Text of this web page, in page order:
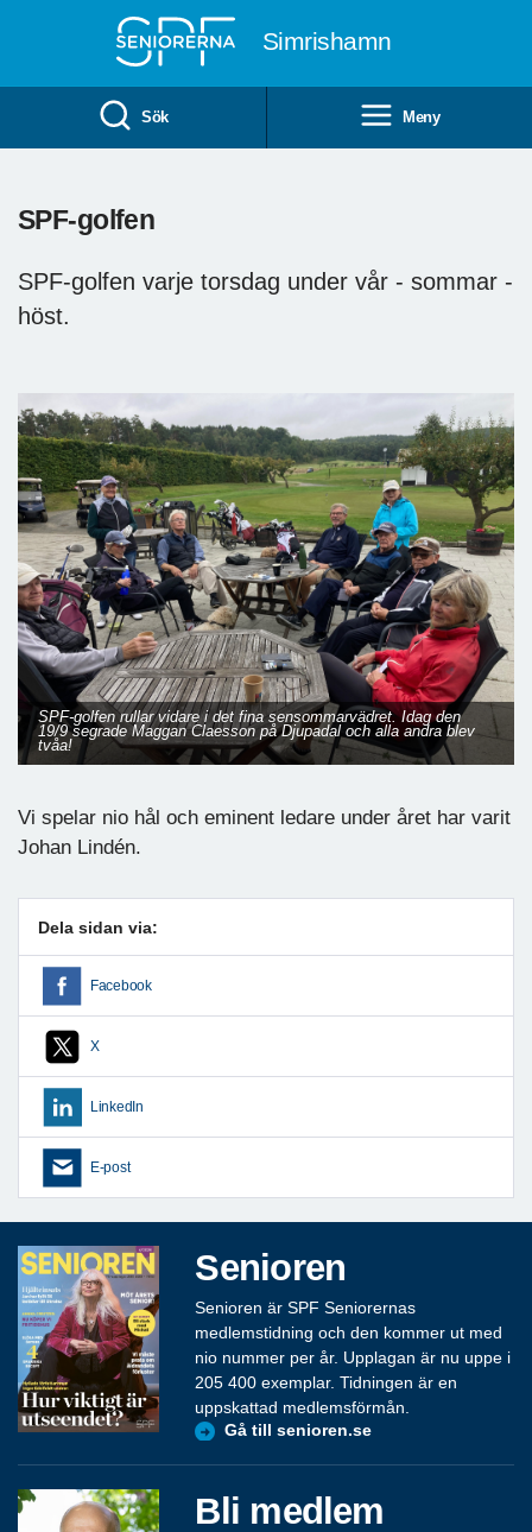
Simrishamn
Sök Meny
SPF-golfen
SPF-golfen varje torsdag under vår - sommar -
höst.
SPF-golfen rullar vidare i det fina sensommarvädret. Idag den
19/9 segrade Maggan Claesson på Djupadal och alla andra blev
tvåa!
Vi spelar nio hål och eminent ledare under året har varit
Johan Lindén.
Dela sidan via:
Facebook
X
LinkedIn
E-post
Senioren
Senioren är SPF Seniorernas
medlemstidning och den kommer ut med
nio nummer per år. Upplagan är nu uppe i
205 400 exemplar. Tidningen är en
uppskattad medlemsförmån.
Gå till senioren.se
Bli medlem